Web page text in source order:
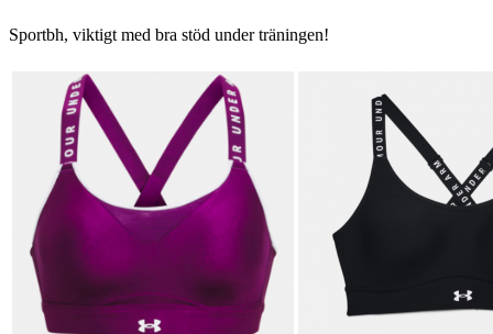
Sportbh, viktigt med bra stöd under träningen!